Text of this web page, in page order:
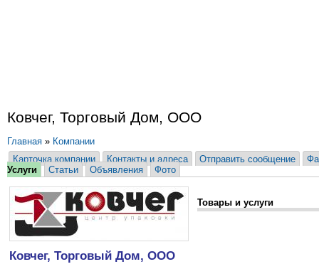
Ковчег, Торговый Дом, ООО
Главная » Компании
Карточка компании
Контакты и адреса Отправить сообщение
Услуги
Статьи Объявления Фото
Ковчег, Торговый Дом, ООО
Товары и услуги